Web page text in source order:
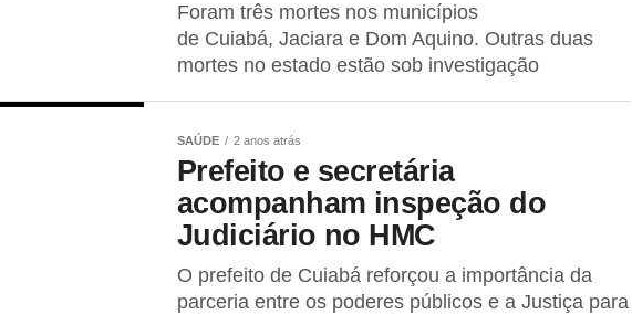
Foram três mortes nos municípios
de Cuiabá, Jaciara e Dom Aquino. Outras duas
mortes no estado estão sob investigação
SAÚDE 2 anos atrás
Prefeito e secretária
acompanham inspeção do
Judiciário no HMC
O prefeito de Cuiabá reforçou a importância da
parceria entre os poderes públicos e a Justiça para